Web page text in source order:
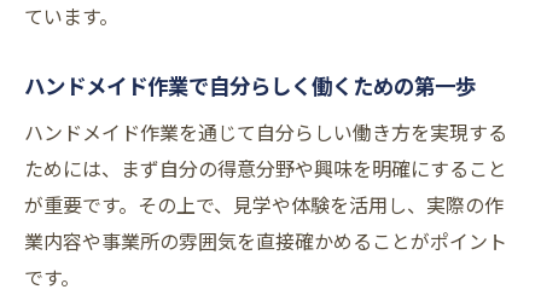
ハンドメイド作品を通じて得られる自信と
達成感
多様な作業で見つかる自分の強みと可能性
就労継続支援B型で多様な作業に挑戦できる
理由
ています。
ハンドメイド作業で自分らしく働くための第一歩
ハンドメイド作業を通じて自分らしい働き方を実現する
ためには、まず自分の得意分野や興味を明確にすること
が重要です。その上で、見学や体験を活用し、実際の作
業内容や事業所の雰囲気を直接確かめることがポイント
です。